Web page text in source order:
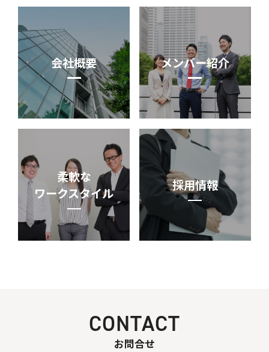
会社概要 メンバー紹介
柔軟な
ワークスタイル
採用情報
CONTACT
お問合せ